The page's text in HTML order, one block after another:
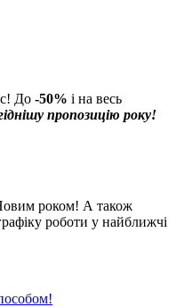
До -50% і на весь
пропозицію року!
роком! А також
роботи у найближчі